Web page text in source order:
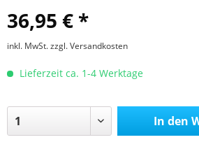
36,95 € *
inkl. MwSt.zzgl. Versandkosten
Lieferzeit ca. 1-4 Werktage
In den